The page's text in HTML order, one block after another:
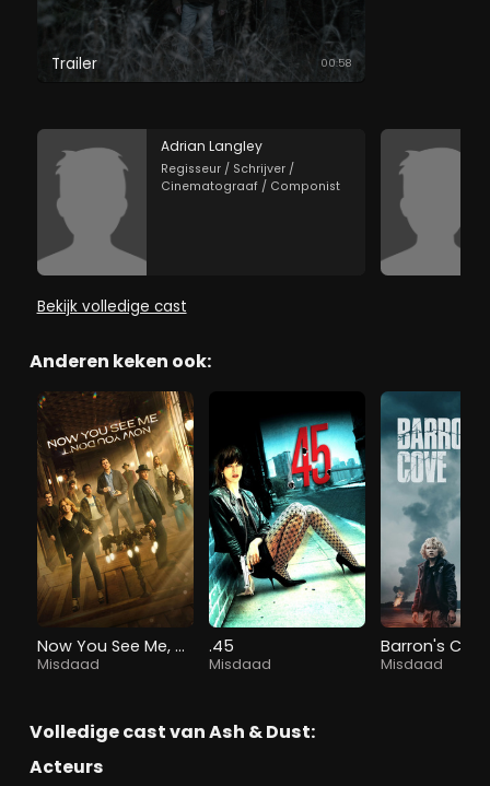
Trailer 00:58
Adrian Langley
Regisseur / Schrijver /
Cinematograaf / Componist
Bekijk volledige cast
Anderen keken ook:
Now You See Me, Now You Don't
Misdaad
.45
Misdaad
Barron's Cove
Misdaad
Volledige cast van Ash & Dust:
Acteurs